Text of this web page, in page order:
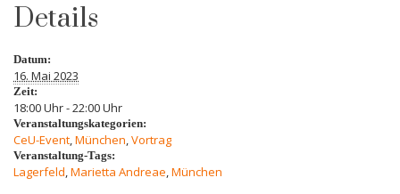
Details
Datum:
16. Mai 2023
Zeit:
18:00 Uhr - 22:00 Uhr
Veranstaltungskategorien:
CeU-Event,München,Vortrag
Veranstaltung-Tags:
Lagerfeld,Marietta Andreae,München